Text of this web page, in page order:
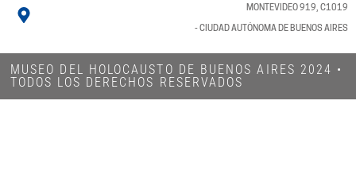
MONTEVIDEO 919, C1019
- CIUDAD AUTÓNOMA DE BUENOS AIRES
MUSEO DEL HOLOCAUSTO DE BUENOS AIRES 2024​ •
TODOS LOS DERECHOS RESERVADOS